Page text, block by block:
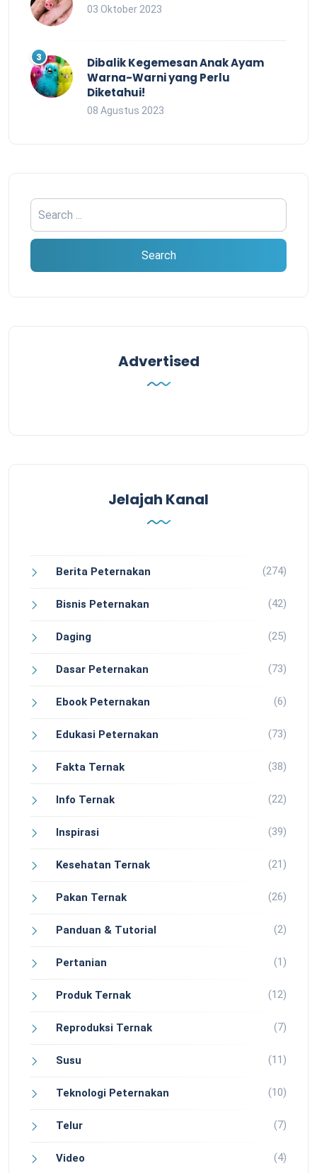
03 Oktober 2023
Dibalik Kegemesan Anak Ayam
Warna-Warni yang Perlu
Diketahui!
08 Agustus 2023
Advertised
Jelajah Kanal
Berita Peternakan (274)
Bisnis Peternakan (42)
Daging (25)
Dasar Peternakan (73)
Ebook Peternakan (6)
Edukasi Peternakan (73)
Fakta Ternak (38)
Info Ternak (22)
Inspirasi (39)
Kesehatan Ternak (21)
Pakan Ternak (26)
Panduan & Tutorial (2)
Pertanian (1)
Produk Ternak (12)
Reproduksi Ternak (7)
Susu (11)
Teknologi Peternakan (10)
Telur (7)
Video (4)